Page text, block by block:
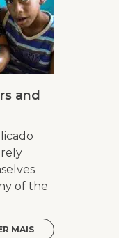
and
of the
MAIS